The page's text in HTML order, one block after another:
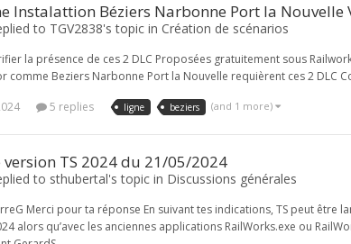
Instalattion Béziers Narbonne Port la Nouvelle
to TGV2838's topic in Création de scénarios
la présence de ces 2 DLC Proposées gratuitement sous
comme Beziers Narbonne Port la Nouvelle requièrent ces 2 DLC
5 replies ligne beziers (and 1 more)
TS 2024 du 21/05/2024
to sthubertal's topic in Discussions générales
Merci pour ta réponse En suivant tes indications, TS peut être
alors qu’avec les anciennes applications RailWorks.exe ou